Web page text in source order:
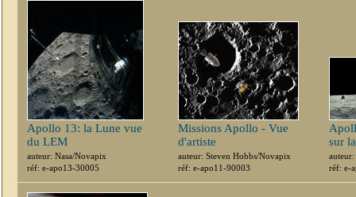
Apollo 13: la Lune vue
du LEM
auteur: Nasa/Novapix
réf: e-apo13-30005
Missions Apollo - Vue
d'artiste
auteur: Steven Hobbs/Novapix
réf: e-apo11-90003
sur
réf: e-